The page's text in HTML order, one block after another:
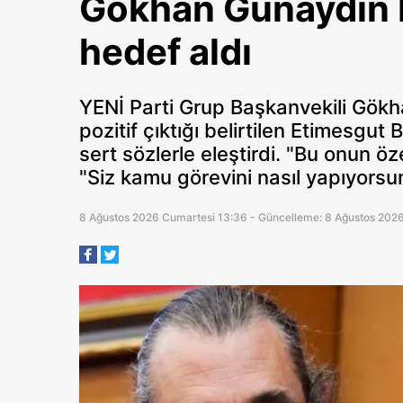
Gökhan
hedef aldı
YENİ Parti Grup Başkanvekili
pozitif çıktığı belirtilen Etimesgut
sert sözlerle eleştirdi. "Bu onun
"Siz kamu görevini nasıl
8 Ağustos 2026 Cumartesi 13:36 - Güncelleme: 8 Ağustos